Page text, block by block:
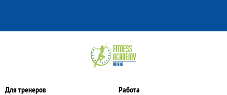
Для тренеров
Работа